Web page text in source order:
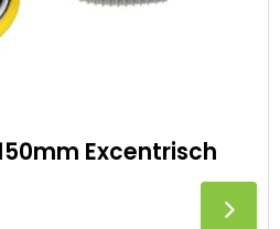
Excentrisch